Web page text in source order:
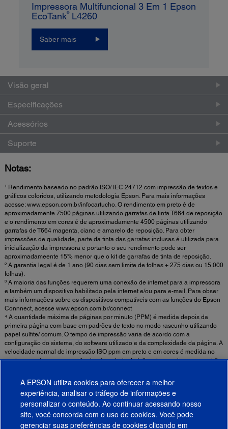
Impressora Multifuncional 3 Em 1 Epson
EcoTank®L4260
Saber mais
Visão geral
Especificações
Acessórios
Suporte
Notas:
¹ Rendimento baseado no padrão ISO/ IEC 24712 com impressão de textos e
gráficos coloridos, utilizando metodologia Epson. Para mais informações
acesse: www.epson.com.br/infocartucho. O rendimento em preto é de
aproximadamente 7500 páginas utilizando garrafas de tinta T664 de reposição
e o rendimento em cores é de aproximadamente 4500 páginas utilizando
garrafas de T664 magenta, ciano e amarelo de reposição. Para obter
impressões de qualidade, parte da tinta das garrafas inclusas é utilizada para
inicialização da impressora e portanto o seu rendimento pode ser
aproximadameente 15% menor que o kit de garrafas de tinta de reposição.
² A garantia legal é de 1 ano (90 dias sem limite de folhas + 275 dias ou 15.000
folhas).
³ A maioria das funções requerem uma conexão de internet para a impressora
e também um dispositivo habilitado pela internet e/ou para e-mail. Para obser
mais informações sobre os dispositivos compatíveis com as funções do Epson
Connnect, acesse www.epson.com.br/connect
⁴ A quantidade máxima de páginas por minuto (PPM) é medida depois da
primeira página com base em padrões de texto no modo rascunho utilizando
papel sulfite/ comum. O tempo de impressão varia de acordo com a
configuração do sistema, do software utilizado e da complexidade da página. A
velocidade normal de impressão ISO ppm em preto e em cores é medida no
modo normal, com impressão de só um lado da folha, de acordo com o padrão
⁵ Wi-Fi Certified: o nível de rendimento depende do alcance do roteador
utilizado. Wi-Fi Direct pode requerer software da impressora.
⁶ Cartão de memória não incluso
A EPSON utiliza cookies para oferecer a melhor
experiência, analisar o tráfego de informações e
personalizar o conteúdo. Ao continuar acessando nosso
site, você concorda com o uso de cookies. Você pode
gerenciar suas preferências de cookies clicando em